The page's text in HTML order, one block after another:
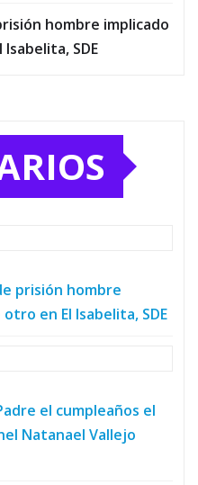
hombre implicado
SDE
prisión hombre
en El Isabelita, SDE
el cumpleaños el
Natanael Vallejo